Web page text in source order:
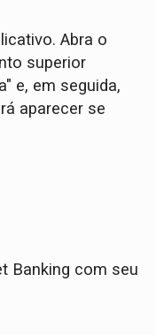
Abra o
superior
e, em seguida,
aparecer se
Banking com seu